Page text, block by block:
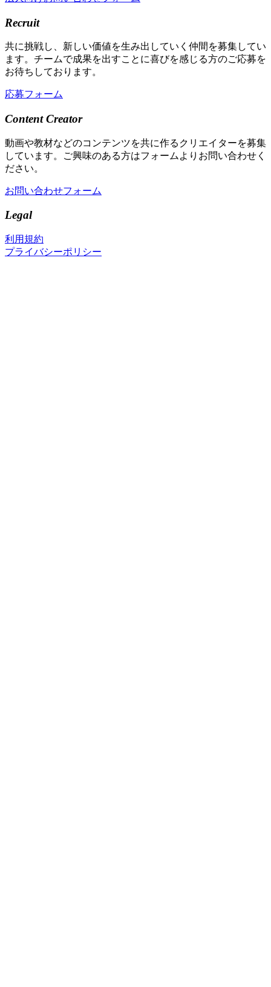
Recruit
共に挑戦し、新しい価値を生み出していく仲間を募集してい
ます。チームで成果を出すことに喜びを感じる方のご応募を
お待ちしております。
応募フォーム
Content Creator
動画や教材などのコンテンツを共に作るクリエイターを募集
しています。ご興味のある方はフォームよりお問い合わせく
ださい。
お問い合わせフォーム
Legal
利用規約
プライバシーポリシー